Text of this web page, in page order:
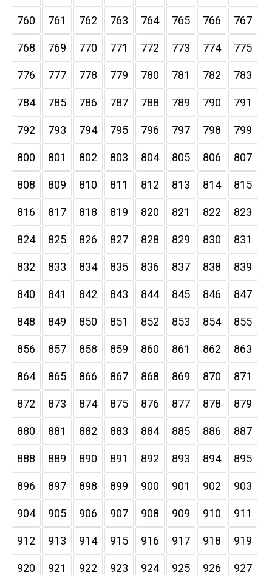
760 761 762 763 764 765 766 767
768 769 770 771 772 773 774 775
776 777 778 779 780 781 782 783
784 785 786 787 788 789 790 791
792 793 794 795 796 797 798 799
800 801 802 803 804 805 806 807
808 809 810 811 812 813 814 815
816 817 818 819 820 821 822 823
824 825 826 827 828 829 830 831
832 833 834 835 836 837 838 839
840 841 842 843 844 845 846 847
848 849 850 851 852 853 854 855
856 857 858 859 860 861 862 863
864 865 866 867 868 869 870 871
872 873 874 875 876 877 878 879
880 881 882 883 884 885 886 887
888 889 890 891 892 893 894 895
896 897 898 899 900 901 902 903
904 905 906 907 908 909 910 911
912 913 914 915 916 917 918 919
920 921 922 923 924 925 926 927